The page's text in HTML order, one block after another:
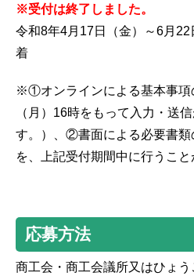
※受付は終了しました。
令和8年4月17日（金）～6月
着
※①オンラインによる基本事項
（月）16時をもって入力・送
す。）、②書面による必要書
を、上記受付期間中に行うこと
応募方法
商工会・商工会議所又はひょ